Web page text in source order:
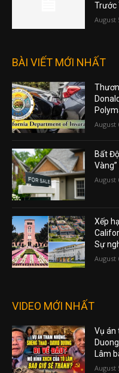
Trước
August
BÀI VIẾT MỚI NHẤT
August
Bất
August
Xếp
Sự
August
VIDEO MỚI NHẤT
Vụ án
Lâm
August